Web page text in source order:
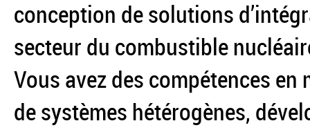
conception de solutions
secteur du combustible
Vous avez des compétences
de systèmes hétérogènes,